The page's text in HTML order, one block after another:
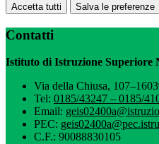
Accetta tutti Salva le preferenze
Contatti
Istituto di Istruzione Superiore
Via della Chiusa,
Tel: 0185/43247 – 0185/
Email:
PEC:
C.F.: 90088830105